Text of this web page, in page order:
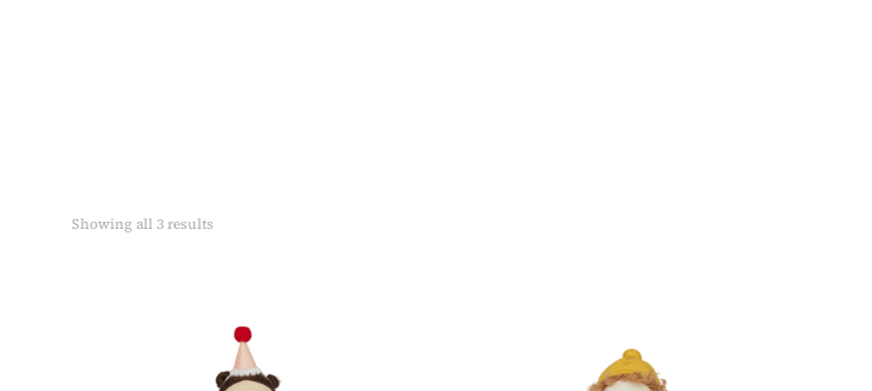
Showing all 3 results